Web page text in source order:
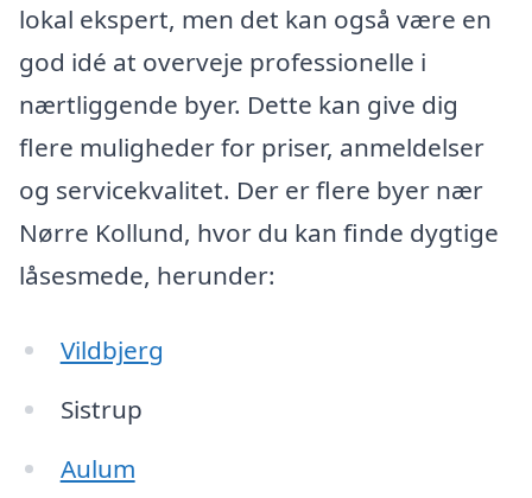
lokal ekspert, men det kan også være en
god idé at overveje professionelle i
nærtliggende byer. Dette kan give dig
flere muligheder for priser, anmeldelser
og servicekvalitet. Der er flere byer nær
Nørre Kollund, hvor du kan finde dygtige
låsesmede, herunder:
Vildbjerg
Sistrup
Aulum